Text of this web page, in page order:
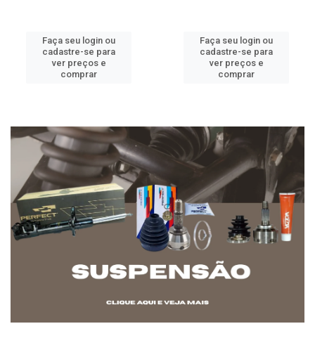
Faça seu login ou
cadastre-se para
ver preços e
comprar
Faça seu login ou
cadastre-se para
ver preços e
comprar